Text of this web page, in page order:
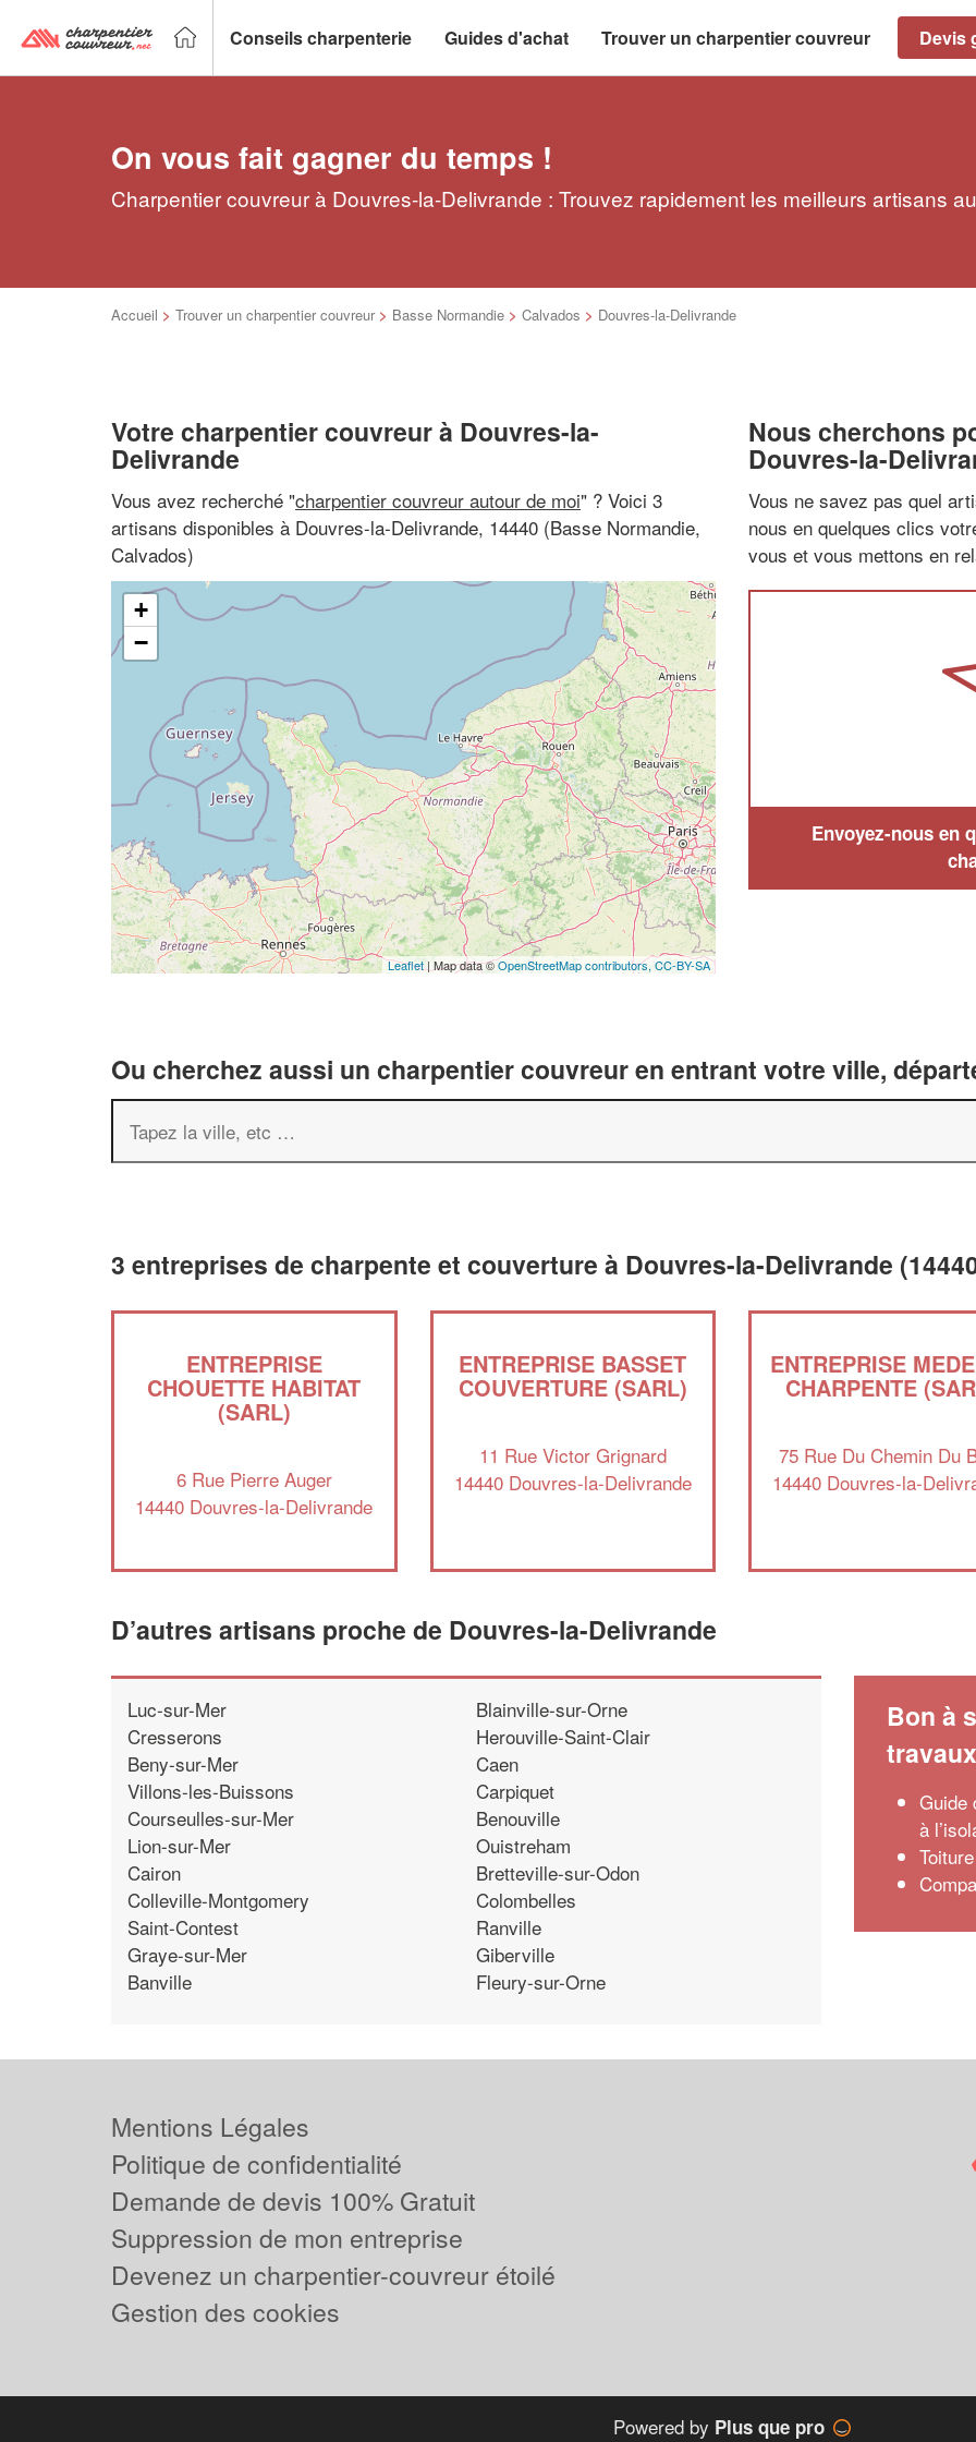
Conseils charpenterie Guides d'achat Trouver un charpentier couvreur Devis
On vous fait gagner du temps !
Charpentier couvreur à Douvres-la-Delivrande : Trouvez rapidement les meilleurs artisans
Accueil > Trouver un charpentier couvreur > Basse Normandie > Calvados > Douvres-la-Delivrande
Votre charpentier couvreur à Douvres-la-
Delivrande
Vous avez recherché "charpentier couvreur autour de moi" ? Voici 3
artisans disponibles à Douvres-la-Delivrande, 14440 (Basse Normandie,
Calvados)
+
−
Leaflet | Map data ©OpenStreetMap contributors, CC-BY-SA
Nous cherchons
Douvres-la-
Vous ne savez pas quel
nous en quelques clics
vous et vous mettons en
Envoyez-nous en
Ou cherchez aussi un charpentier couvreur en entrant votre ville,
3 entreprises de charpente et couverture à Douvres-la-Delivrande
ENTREPRISE
CHOUETTE HABITAT
(SARL)
6 Rue Pierre Auger
14440 Douvres-la-Delivrande
ENTREPRISE BASSET
COUVERTURE (SARL)
11 Rue Victor Grignard
14440 Douvres-la-Delivrande
ENTREPRISE
CHARPENTE
75 Rue Du Chemin Du
14440 Douvres-la-
D’autres artisans proche de Douvres-la-Delivrande
Luc-sur-Mer
Cresserons
Beny-sur-Mer
Villons-les-Buissons
Courseulles-sur-Mer
Lion-sur-Mer
Cairon
Colleville-Montgomery
Saint-Contest
Graye-sur-Mer
Banville
Blainville-sur-Orne
Herouville-Saint-Clair
Caen
Carpiquet
Benouville
Ouistreham
Bretteville-sur-Odon
Colombelles
Ranville
Giberville
Fleury-sur-Orne
Bon à
travaux
Guide
à
Mentions Légales
Politique de confidentialité
Demande de devis 100% Gratuit
Suppression de mon entreprise
Devenez un charpentier-couvreur étoilé
Gestion des cookies
Powered by Plus que pro